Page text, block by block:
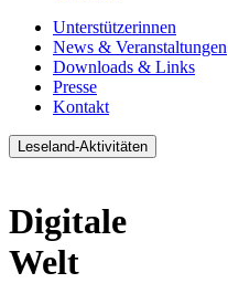
Unterstützerinnen
News & Veranstaltungen
Downloads & Links
Presse
Kontakt
Leseland-Aktivitäten
Digitale
Welt